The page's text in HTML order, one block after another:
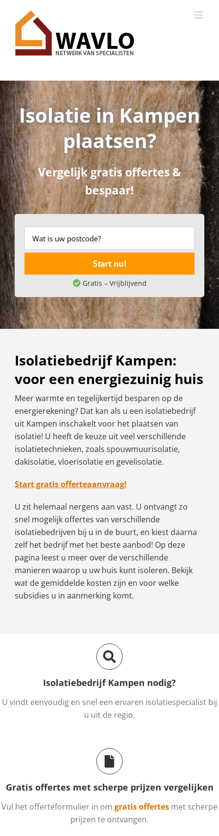
Isolatie in Kampen
plaatsen?
Vergelijk gratis offertes &
bespaar!
Start nu!
Gratis – Vrijblijvend
Isolatiebedrijf Kampen:
voor een energiezuinig huis
Meer warmte en tegelijkertijd besparen op de
energierekening? Dat kan als u een isolatiebedrijf
uit Kampen inschakelt voor het plaatsen van
isolatie! U heeft de keuze uit veel verschillende
isolatietechnieken, zoals spouwmuurisolatie,
dakisolatie, vloerisolatie en gevelisolatie.
Start gratis offerteaanvraag!
U zit helemaal nergens aan vast. U ontvangt zo
snel mogelijk offertes van verschillende
isolatiebedrijven bij u in de buurt, en kiest daarna
zelf het bedrijf met het beste aanbod! Op deze
pagina leest u meer over de verschillende
manieren waarop u uw huis kunt isoleren. Bekijk
wat de gemiddelde kosten zijn en voor welke
subsidies u in aanmerking komt.
Isolatiebedrijf Kampen nodig?
U vindt eenvoudig en snel een ervaren isolatiespecialist bij
u uit de regio.
Gratis offertes met scherpe prijzen vergelijken
Vul het offerteformulier in om gratis offertes met scherpe
prijzen te ontvangen.